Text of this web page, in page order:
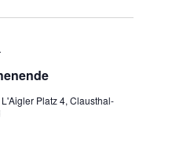
L'Aigler Platz 4, Clausthal-